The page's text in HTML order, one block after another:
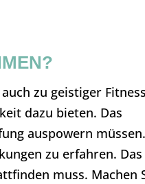
zu geistiger Fitness
dazu bieten. Das
auspowern müssen.
zu erfahren. Das
muss. Machen